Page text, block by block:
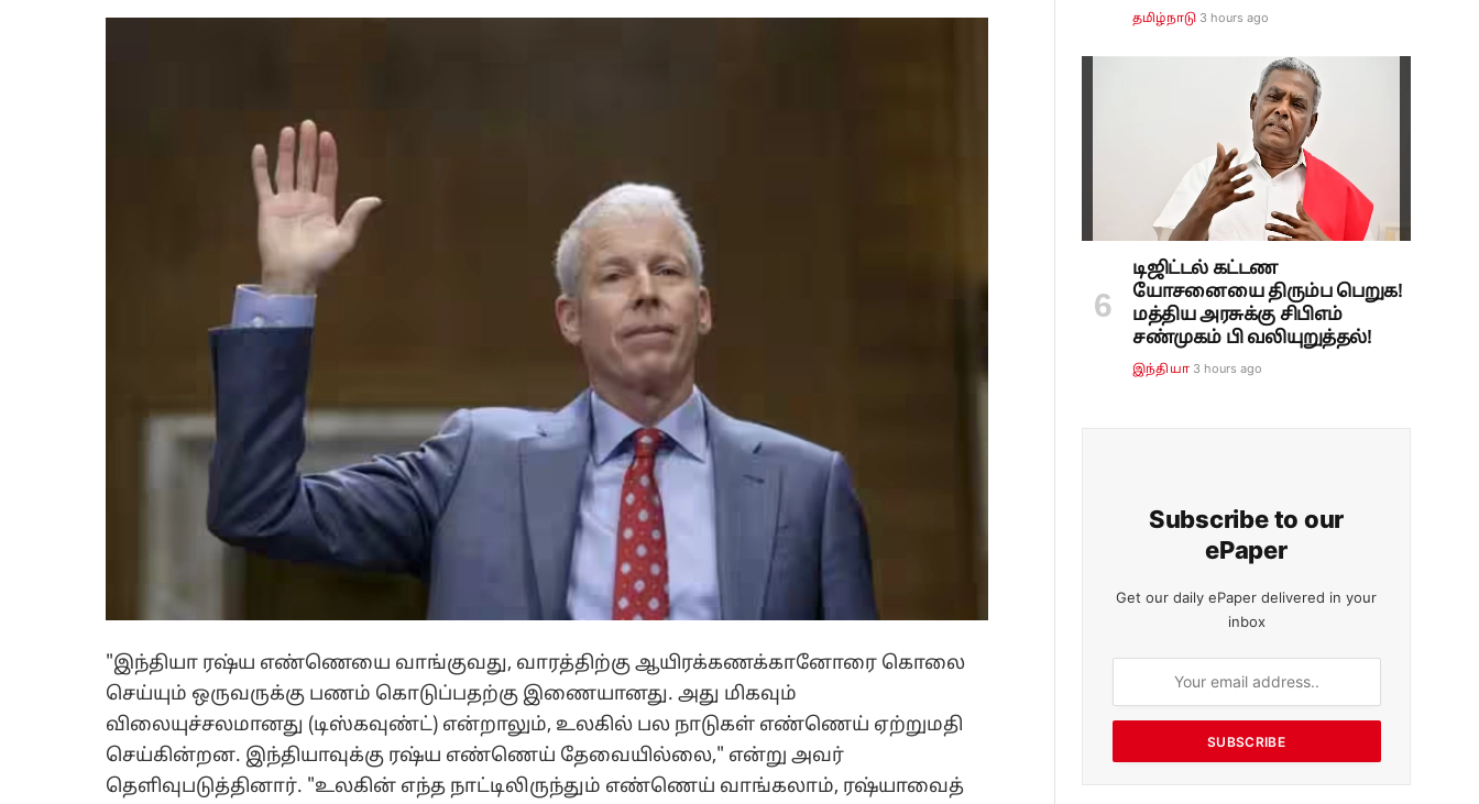
"இந்தியா ரஷ்ய எண்ணெயை வாங்குவது, வாரத்திற்கு ஆயிரக்கணக்கானோரை கொலை
செய்யும் ஒருவருக்கு பணம் கொடுப்பதற்கு இணையானது. அது மிகவும்
விலையுச்சலமானது (டிஸ்கவுண்ட்) என்றாலும், உலகில் பல நாடுகள் எண்ணெய் ஏற்றுமதி
செய்கின்றன. இந்தியாவுக்கு ரஷ்ய எண்ணெய் தேவையில்லை," என்று அவர்
தெளிவுபடுத்தினார். "உலகின் எந்த நாட்டிலிருந்தும் எண்ணெய் வாங்கலாம், ரஷ்யாவைத்
தமிழ்நாடு 3 hours ago
டிஜிட்டல் கட்டண
யோசனையை திரும்ப பெறுக!
மத்திய அரசுக்கு சிபிஎம்
சண்முகம் பி வலியுறுத்தல்!
இந்தியா 3 hours ago
Subscribe to our
ePaper
Get our daily ePaper delivered in your
inbox
SUBSCRIBE